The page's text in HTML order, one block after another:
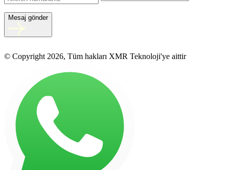
Mesaj gönder
© Copyright 2026, Tüm hakları XMR Teknoloji'ye aittir